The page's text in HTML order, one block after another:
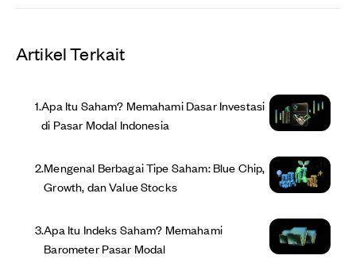
Artikel Terkait
1.Apa Itu Saham? Memahami Dasar Investasi
di Pasar Modal Indonesia
2.Mengenal Berbagai Tipe Saham: Blue Chip,
Growth, dan Value Stocks
3.Apa Itu Indeks Saham? Memahami
Barometer Pasar Modal